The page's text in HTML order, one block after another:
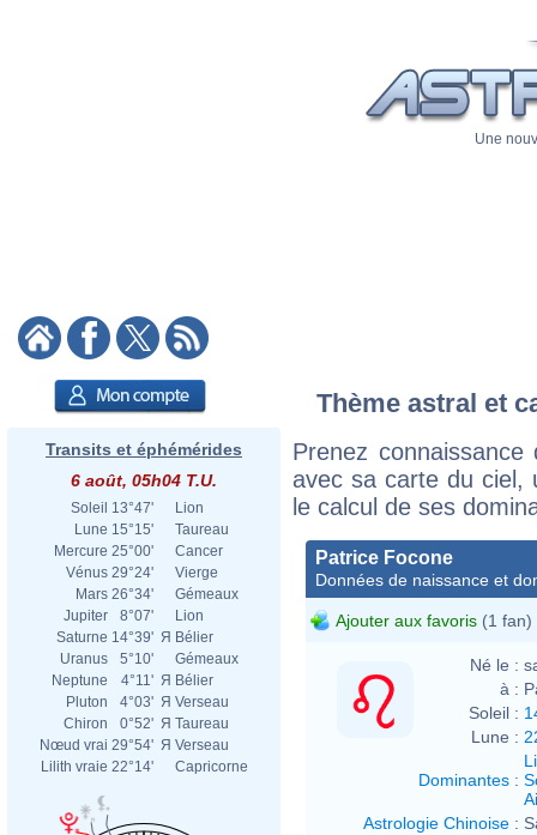
Une
Transits et éphémérides
6 août, 05h04 T.U.
Soleil 13°47'
Lion
Lune 15°15'
Taureau
Mercure 25°00'
Cancer
Vénus 29°24'
Vierge
Mars 26°34'
Gémeaux
Jupiter
8°07'
Lion
Saturne 14°39' Я Bélier
Uranus
5°10'
Gémeaux
Neptune
4°11' Я Bélier
Pluton
4°03' Я Verseau
Chiron
0°52' Я Taureau
Nœud vrai 29°54' Я Verseau
Lilith vraie 22°14' Capricorne
Thème astral et
Prenez
avec sa carte du ciel,
le calcul de ses
Patrice Focone
Données de naissance et
Ajouter aux favoris (1 fan)
Né le :
à :
Soleil :
Lune :
Dominantes :
Astrologie Chinoise :